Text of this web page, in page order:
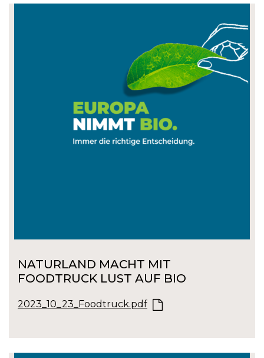
NATURLAND MACHT MIT
FOODTRUCK LUST AUF BIO
2023_10_23_Foodtruck.pdf